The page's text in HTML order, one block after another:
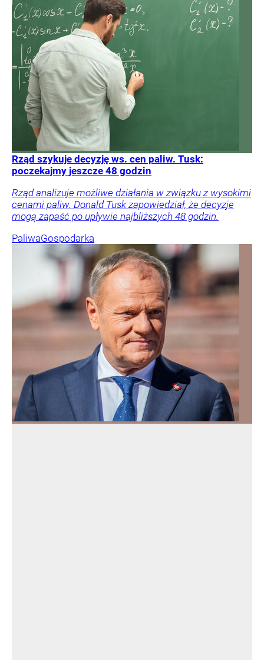
Rząd szykuje decyzję ws. cen paliw. Tusk:
poczekajmy jeszcze 48 godzin
Rząd analizuje możliwe działania w związku z wysokimi
cenami paliw. Donald Tusk zapowiedział, że decyzje
mogą zapaść po upływie najbliższych 48 godzin.
PaliwaGospodarka